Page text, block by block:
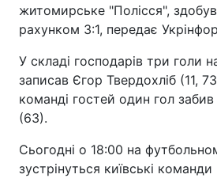
житомирське "Полісся",
рахунком 3:1, передає
У складі господарів три голи
записав Єгор Твердохліб (11,
команді гостей один гол
(63).
Сьогодні о 18:00 на
зустрінуться київські команди